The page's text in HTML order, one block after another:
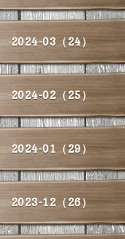
2024-03（24）
2024-02（25）
2024-01（29）
2023-12（26）